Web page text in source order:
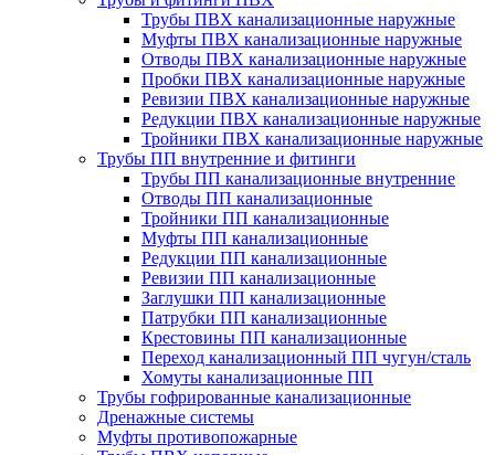
Трубы ПВХ канализационные наружные
Муфты ПВХ канализационные наружные
Отводы ПВХ канализационные наружные
Пробки ПВХ канализационные наружные
Ревизии ПВХ канализационные наружные
Редукции ПВХ канализационные наружные
Тройники ПВХ канализационные наружные
Трубы ПП внутренние и фитинги
Трубы ПП канализационные внутренние
Отводы ПП канализационные
Тройники ПП канализационные
Муфты ПП канализационные
Редукции ПП канализационные
Ревизии ПП канализационные
Заглушки ПП канализационные
Патрубки ПП канализационные
Крестовины ПП канализационные
Переход канализационный ПП чугун/сталь
Хомуты канализационные ПП
Трубы гофрированные канализационные
Дренажные системы
Муфты противопожарные